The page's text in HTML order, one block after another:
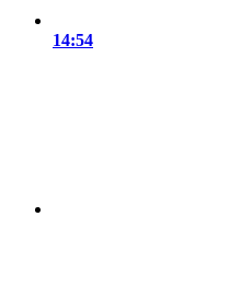
14:54